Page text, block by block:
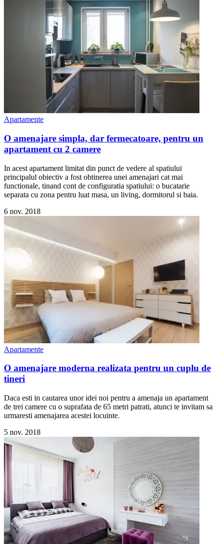
Apartamente
O amenajare simpla, dar fermecatoare, pentru un
apartament cu 2 camere
In acest apartament limitat din punct de vedere al spatiului
principalul obiectiv a fost obtinerea unei amenajari cat mai
functionale, tinand cont de configuratia spatiului: o bucatarie
separata cu zona pentru luat masa, un living, dormitorul si baia.
6 nov. 2018
Apartamente
O amenajare moderna realizata pentru un cuplu de
tineri
Daca esti in cautarea unor idei noi pentru a amenaja un apartament
de trei camere cu o suprafata de 65 metri patrati, atunci te invitam sa
urmaresti amenajarea acestei locuinte.
5 nov. 2018